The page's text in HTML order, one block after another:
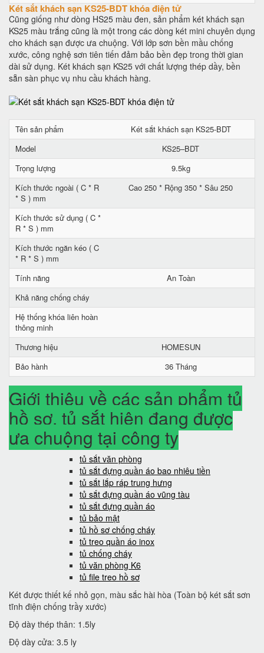
Két sắt khách sạn KS25-BDT khóa điện tử
Cũng giống như dòng HS25 màu đen, sản phẩm két khách sạn
KS25 màu trắng cũng là một trong các dòng két mini chuyên dụng
cho khách sạn được ưa chuộng. Với lớp sơn bền mầu chống
xước, công nghệ sơn tiên tiến đảm bảo bền đẹp trong thời gian
dài sử dụng. Két khách sạn KS25 với chất lượng thép dầy, bền
sẵn sàn phục vụ nhu cầu khách hàng.
Tên sản phẩm
Két sắt khách sạn KS25-BDT
Model
KS25–BDT
Trọng lượng
9.5kg
Kích thước ngoài ( C * R
* S ) mm
Cao 250 * Rộng 350 * Sâu 250
Kích thước sử dụng ( C *
R * S ) mm
Kích thước ngăn kéo ( C
* R * S ) mm
Tính năng
An Toàn
Khả năng chống cháy
Hệ thống khóa liên hoàn
thông minh
Thương hiệu
HOMESUN
Bảo hành
36 Tháng
Giới thiệu về các sản phẩm tủ
hồ sơ, tủ sắt hiện đang được
ưa chuộng tại công ty
tủ sắt văn phòng
tủ sắt đựng quần áo bao nhiêu tiền
tủ sắt lắp ráp trung hưng
tủ sắt đựng quần áo vũng tàu
tủ sắt đựng quần áo
tủ bảo mật
tủ hồ sơ chống cháy
tủ treo quần áo inox
tủ chống cháy
tủ văn phòng K6
tủ file treo hồ sơ
Két được thiết kế nhỏ gọn, màu sắc hài hòa (Toàn bộ két sắt sơn
tĩnh điện chống trầy xước)
Độ dày thép thân: 1.5ly
Độ dày cửa: 3.5 ly